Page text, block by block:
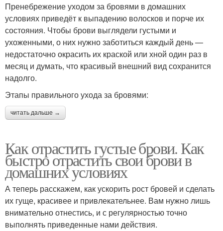
Пренебрежение уходом за бровями в домашних
условиях приведёт к выпадению волосков и порче их
состояния. Чтобы брови выглядели густыми и
ухоженными, о них нужно заботиться каждый день —
недостаточно окрасить их краской или хной один раз в
месяц и думать, что красивый внешний вид сохранится
надолго.
Этапы правильного ухода за бровями:
читать дальше →
Как отрастить густые брови. Как
быстро отрастить свои брови в
домашних условиях
А теперь расскажем, как ускорить рост бровей и сделать
их гуще, красивее и привлекательнее. Вам нужно лишь
внимательно отнестись, и с регулярностью точно
выполнять приведенные нами действия.